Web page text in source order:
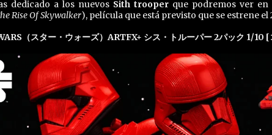
dedicado a los nuevos Sith trooperque podremos ver en
Rise Of Skywalker), película que está previsto que se estrene el
（スター・ウォーズ）ARTFX+ シス・トルーパー 2パック 1/10